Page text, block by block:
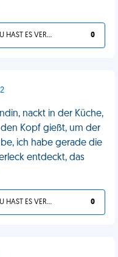
DU HAST ES VERDIENT 0
nackt in der Küche,
den Kopf gießt, um der
ich habe gerade die
entdeckt, das
DU HAST ES VERDIENT 0